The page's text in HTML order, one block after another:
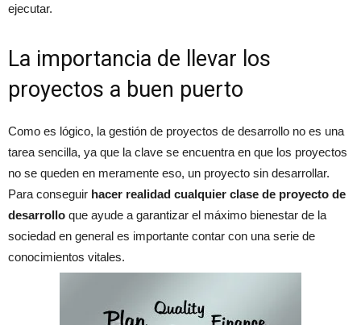
ejecutar.
La importancia de llevar los
proyectos a buen puerto
Como es lógico, la gestión de proyectos de desarrollo no es una
tarea sencilla, ya que la clave se encuentra en que los proyectos
no se queden en meramente eso, un proyecto sin desarrollar.
Para conseguir hacer realidad cualquier clase de proyecto de
desarrollo que ayude a garantizar el máximo bienestar de la
sociedad en general es importante contar con una serie de
conocimientos vitales.